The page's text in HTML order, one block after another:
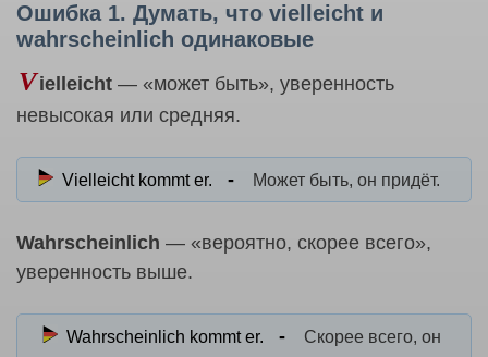
Ошибка 1. Думать, что vielleicht и
wahrscheinlich одинаковые
Vielleicht — «может быть», уверенность
невысокая или средняя.
Vielleicht kommt er. Может быть, он придёт.
Wahrscheinlich — «вероятно, скорее всего»,
уверенность выше.
Wahrscheinlich kommt er.
Скорее всего, он